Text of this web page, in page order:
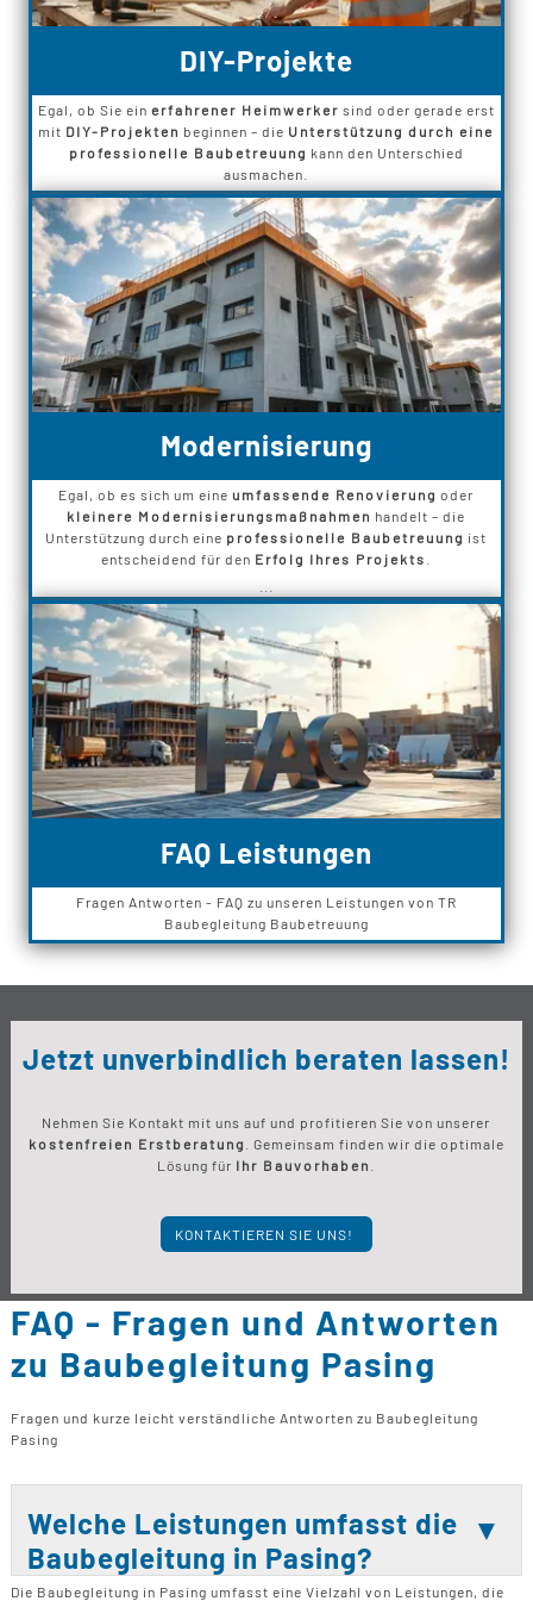
DIY-Projekte
Egal, ob Sie ein erfahrener Heimwerker sind oder gerade erst
mit DIY-Projekten beginnen – die Unterstützung durch eine
professionelle Baubetreuung kann den Unterschied
ausmachen.
Modernisierung
Egal, ob es sich um eineumfassende Renovierung oder
kleinere Modernisierungsmaßnahmen handelt – die
Unterstützung durch eine professionelle Baubetreuung ist
entscheidend für den Erfolg Ihres Projekts
FAQ Leistungen
Fragen Antworten - FAQ zu unseren Leistungen von TR
Baubegleitung Baubetreuung
Jetzt unverbindlich beraten lassen!
Nehmen Sie Kontakt mit uns auf und profitieren Sie von unserer
kostenfreien Erstberatung
. Gemeinsam finden wir die optimale
Lösung für Ihr Bauvorhaben
KONTAKTIEREN SIE UNS!
FAQ - Fragen und Antworten
zu Baubegleitung Pasing
Fragen und kurze leicht verständliche Antworten zu Baubegleitung
Pasing
Welche Leistungen umfasst die
Baubegleitung in Pasing?
Die Baubegleitung in Pasing umfasst eine Vielzahl von Leistungen, die